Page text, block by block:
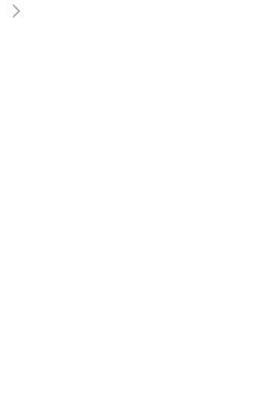
dans les allées du pouvoir, les